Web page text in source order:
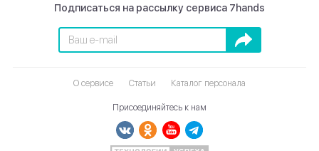
Подписаться на рассылку сервиса 7hands
Подписаться
О сервисе Статьи Каталог персонала
Присоединяйтесь к нам